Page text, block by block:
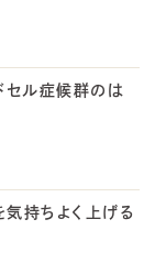
セル症候群のは
気持ちよく上げる